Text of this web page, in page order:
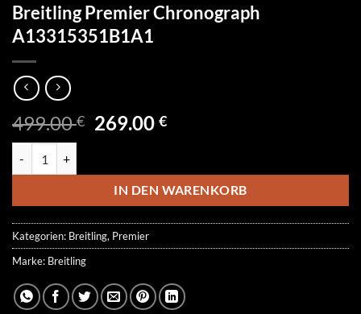
Breitling Premier Chronograph
A13315351B1A1
499.00€ Ursprünglicher
499.00 €
269.00€Aktueller
269.00 €.
IN DEN WARENKORB
Kategorien: Breitling, Premier
Marke: Breitling